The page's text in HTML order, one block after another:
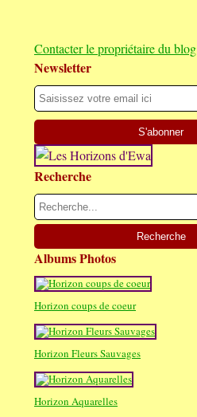
Contacter le propriétaire du blog
Newsletter
Recherche
Albums Photos
Horizon coups de coeur
Horizon Fleurs Sauvages
Horizon Aquarelles